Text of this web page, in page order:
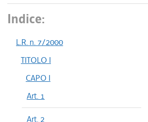
Indice:
L.R. n. 7/2000
TITOLO I
CAPO I
Art. 1
Art. 2